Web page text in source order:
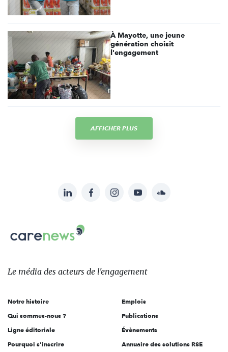
À Mayotte, une jeune
génération choisit
l'engagement
AFFICHER PLUS
sur:
LinkedInFacebookInstagramYouTubeSoundcloud
Le
des
l'engagement
Le média des acteurs de l'engagement
Notre histoire
Qui sommes-nous ?
Ligne éditoriale
Pourquoi s'inscrire
Emplois
Publications
Évènements
Annuaire des solutions RSE